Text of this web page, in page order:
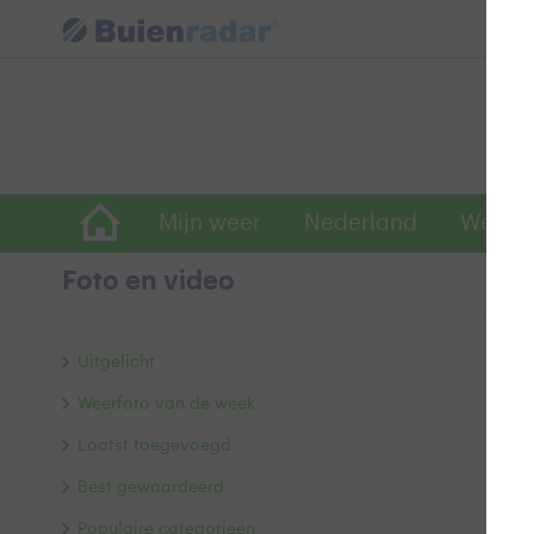
Mijn weer Nederland
Foto en video
Uitgelicht
Weerfoto van de week
Laatst toegevoegd
Best gewaardeerd
Populaire categorieën